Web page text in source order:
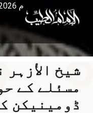
Sunday, August 9, 2026 - August 9, 2026 م
شیخ
مسئلے کے
ڈومینیکن